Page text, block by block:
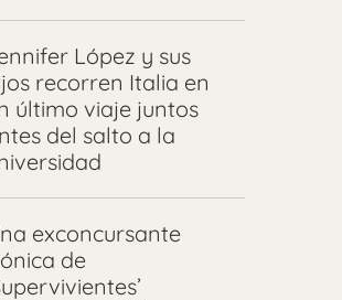
López y sus
recorren Italia en
último viaje juntos
del salto a la
exconcursante
de